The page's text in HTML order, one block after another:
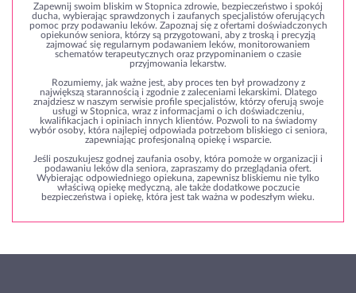
Zapewnij swoim bliskim w Stopnica zdrowie, bezpieczeństwo i spokój
ducha, wybierając sprawdzonych i zaufanych specjalistów oferujących
pomoc przy podawaniu leków. Zapoznaj się z ofertami doświadczonych
opiekunów seniora, którzy są przygotowani, aby z troską i precyzją
zajmować się regularnym podawaniem leków, monitorowaniem
schematów terapeutycznych oraz przypominaniem o czasie
przyjmowania lekarstw.
Rozumiemy, jak ważne jest, aby proces ten był prowadzony z
największą starannością i zgodnie z zaleceniami lekarskimi. Dlatego
znajdziesz w naszym serwisie profile specjalistów, którzy oferują swoje
usługi w Stopnica, wraz z informacjami o ich doświadczeniu,
kwalifikacjach i opiniach innych klientów. Pozwoli to na świadomy
wybór osoby, która najlepiej odpowiada potrzebom bliskiego ci seniora,
zapewniając profesjonalną opiekę i wsparcie.
Jeśli poszukujesz godnej zaufania osoby, która pomoże w organizacji i
podawaniu leków dla seniora, zapraszamy do przeglądania ofert.
Wybierając odpowiedniego opiekuna, zapewnisz bliskiemu nie tylko
właściwą opiekę medyczną, ale także dodatkowe poczucie
bezpieczeństwa i opiekę, która jest tak ważna w podeszłym wieku.